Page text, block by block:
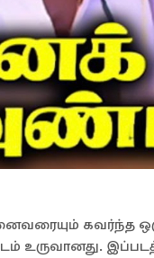
கவர்ந்த
உருவானது.